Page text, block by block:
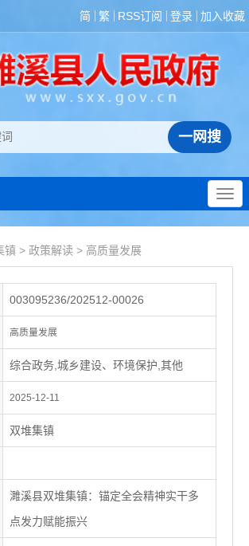
简 繁 RSS订阅 登录 加入收藏
镇 > 政策解读 > 高质量发展
003095236/202512-00026
高质量发展
综合政务,城乡建设、环境保护,其他
2025-12-11
双堆集镇
濉溪县双堆集镇：锚定全会精神实干多
点发力赋能振兴